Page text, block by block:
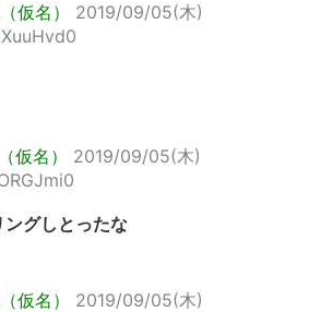
仮名）
2019/09/05(木)
仮名）
2019/09/05(木)
グしとったな
仮名）
2019/09/05(木)